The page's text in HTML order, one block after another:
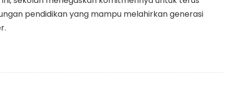
pendidikan yang mampu melahirkan generasi